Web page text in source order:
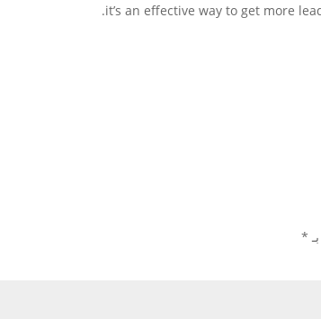
it’s an effective way to get more
*